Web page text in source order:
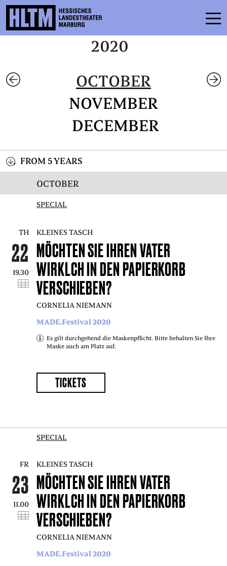
ENSEMBLE
SERVICE
CONTACT
THEATRE & SCHOOL
PRESS
SUCHE
EINFACHE
2020
OCTOBER
NOVEMBER
DECEMBER
FROM 5 YEARS
OCTOBER
SPECIAL
TH
22
19.30
KLEINES TASCH
MÖCHTEN SIE IHREN VATER
WIRKLCH IN DEN PAPIERKORB
VERSCHIEBEN?
CORNELIA NIEMANN
MADE.Festival 2020
Es gilt durchgehend die Maskenpflicht. Bitte behalten Sie Ihre
Maske auch am Platz auf.
TICKETS
SPECIAL
FR
23
11.00
KLEINES TASCH
MÖCHTEN SIE IHREN VATER
WIRKLCH IN DEN PAPIERKORB
VERSCHIEBEN?
CORNELIA NIEMANN
MADE.Festival 2020